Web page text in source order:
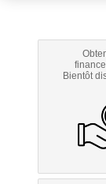
Bientôt